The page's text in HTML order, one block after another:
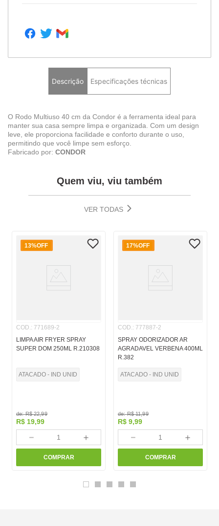
Descrição Especificações técnicas
O Rodo Multiuso 40 cm da Condor é a ferramenta ideal para
manter sua casa sempre limpa e organizada. Com um design
leve, ele proporciona facilidade e conforto durante o uso,
permitindo que você limpe sem esforço.
Fabricado por: CONDOR
Quem viu, viu também
VER TODAS
13%OFF
COD.: 771689-2
LIMPA AIR FRYER SPRAY
SUPER DOM 250ML R.210308
ATACADO - IND UNID
de:R$ 22,99
R$ 19,99
＋
－
COMPRAR
17%OFF
COD.: 777887-2
SPRAY ODORIZADOR AR
AGRADAVEL VERBENA 400ML
R.382
ATACADO - IND UNID
de:R$ 11,99
R$ 9,99
＋
－
COMPRAR